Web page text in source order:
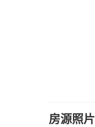
房源照片